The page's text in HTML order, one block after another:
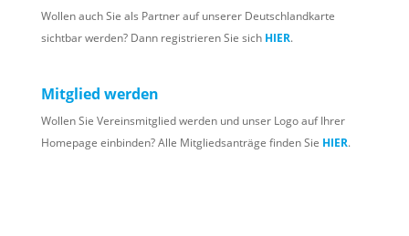
Wollen auch Sie als Partner auf unserer Deutschlandkarte
sichtbar werden? Dann registrieren Sie sich HIER.
Mitglied werden
Wollen Sie Vereinsmitglied werden und unser Logo auf Ihrer
Homepage einbinden? Alle Mitgliedsanträge finden Sie HIER.